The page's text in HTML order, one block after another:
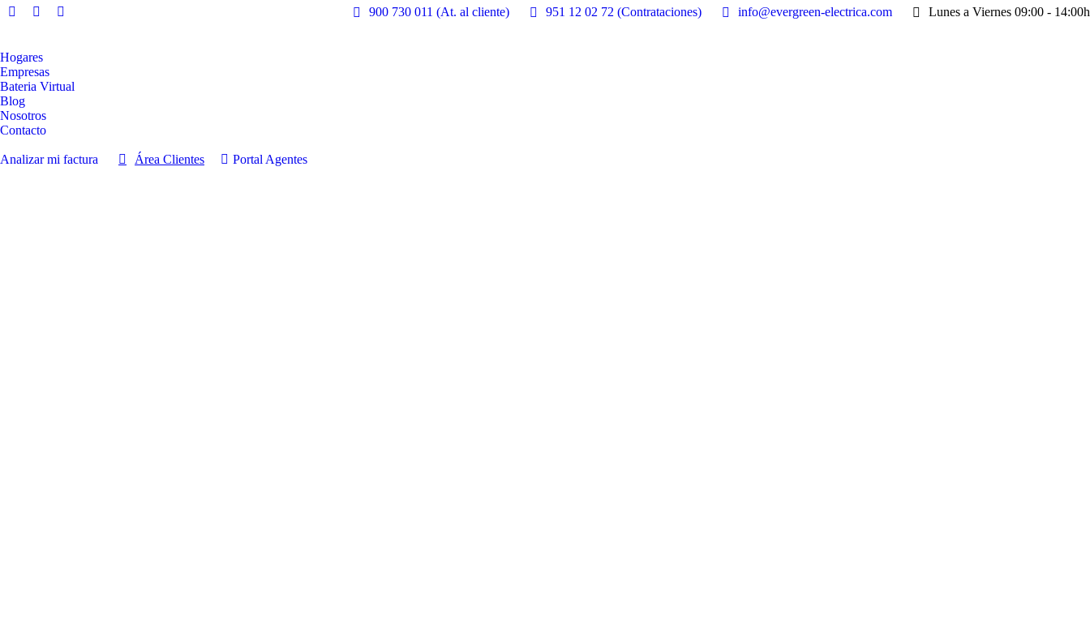
Facebook
opens
in
new
window
Instagram
opens
in
new
Linkedin
new
900 730 011 (At. al cliente) 951 12 02 72 (Contrataciones) info@evergreen-electrica.com Lunes a Viernes 09:00 - 14:00h
Hogares
Empresas
Bateria Virtual
Blog
Nosotros
Contacto
Analizar mi factura Área Clientes Portal Agentes